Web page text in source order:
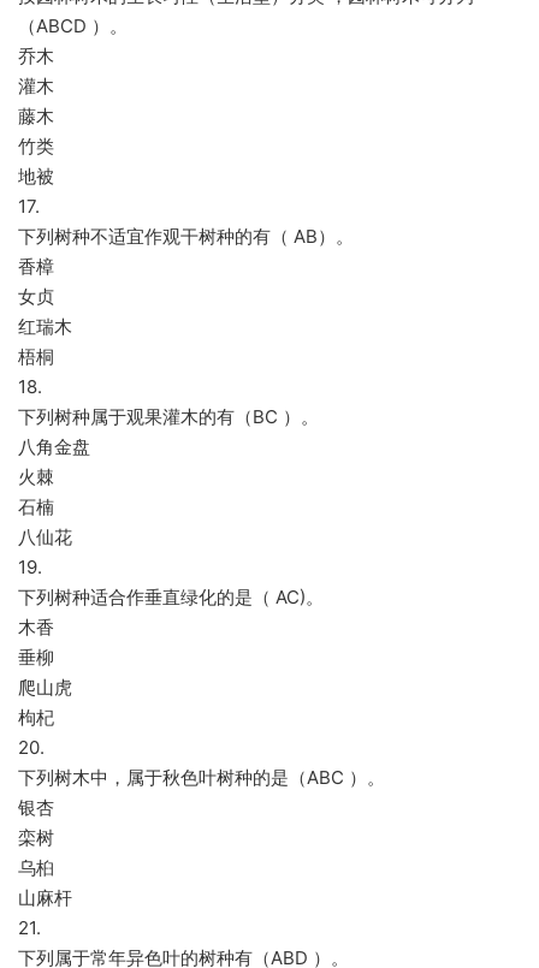
（ABCD ）。
乔木
灌木
藤木
竹类
地被
17.
下列树种不适宜作观干树种的有（ AB）。
香樟
女贞
红瑞木
梧桐
18.
下列树种属于观果灌木的有（BC ）。
八角金盘
火棘
石楠
八仙花
19.
下列树种适合作垂直绿化的是（ AC)。
木香
垂柳
爬山虎
枸杞
20.
下列树木中，属于秋色叶树种的是（ABC ）。
银杏
栾树
乌桕
山麻杆
21.
下列属于常年异色叶的树种有（ABD ）。